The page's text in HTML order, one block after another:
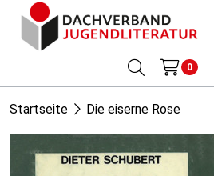
0
Startseite Die eiserne Rose